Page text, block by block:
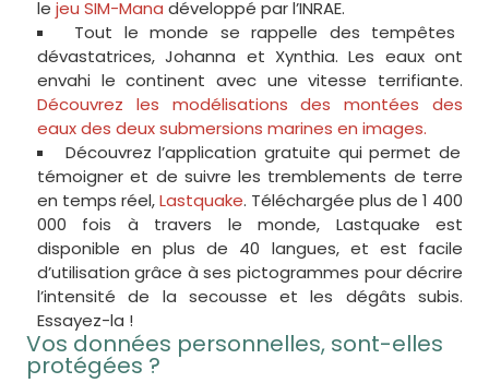
le jeu SIM-Mana développé par l’INRAE.
Tout le monde se rappelle des tempêtes
dévastatrices, Johanna et Xynthia. Les eaux ont
envahi le continent avec une vitesse terrifiante.
Découvrez les modélisations des montées des
eaux des deux submersions marines en images.
Découvrez l’application gratuite qui permet de
témoigner et de suivre les tremblements de terre
en temps réel,Lastquake. Téléchargée plus de 1 400
000 fois à travers le monde, Lastquake est
disponible en plus de 40 langues, et est facile
d’utilisation grâce à ses pictogrammes pour décrire
l’intensité de la secousse et les dégâts subis.
Essayez-la !
Vos données personnelles, sont-elles
protégées ?